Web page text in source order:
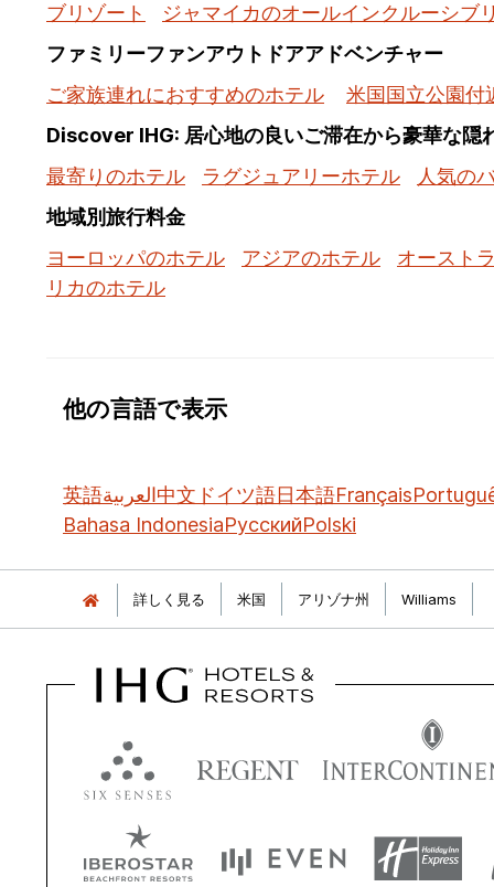
ブリゾート
ジャマイカのオールインクルーシブ
ファミリーファンアウトドアアドベンチャー
ご家族連れにおすすめのホテル
米国国立公園付
Discover IHG: 居心地の良いご滞在から豪華な隠
最寄りのホテル
ラグジュアリーホテル
人気の
地域別旅行料金
ヨーロッパのホテル
アジアのホテル
オースト
リカのホテル
他の言語で表示
英語العربية中文 ドイツ語日本語Français
Bahasa IndonesiaРусскийPolski
詳しく見る 米国 アリゾナ州 Williams